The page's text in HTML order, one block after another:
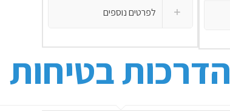
לפרטים נוספים
הדרכות בטיחות